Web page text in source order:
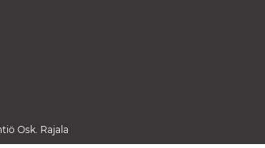
Osk. Rajala